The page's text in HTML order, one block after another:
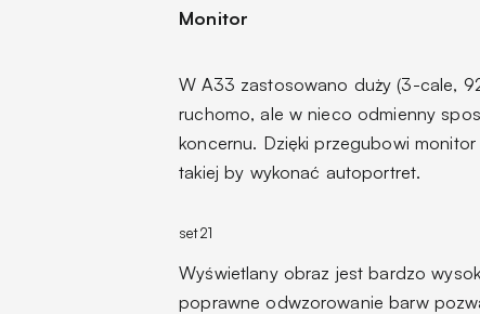
Monitor
W A33 zastosowano duży (3-cale,
ruchomo, ale w nieco odmienny
koncernu. Dzięki przegubowi
takiej by wykonać autoportret.
set21
Wyświetlany obraz jest bardzo
poprawne odwzorowanie barw